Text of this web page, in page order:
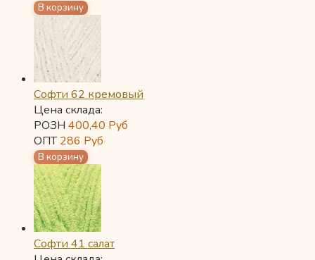
Софти 62 кремовый
Цена склада:
РОЗН 400,40 Руб
ОПТ286 Руб
Софти 41 салат